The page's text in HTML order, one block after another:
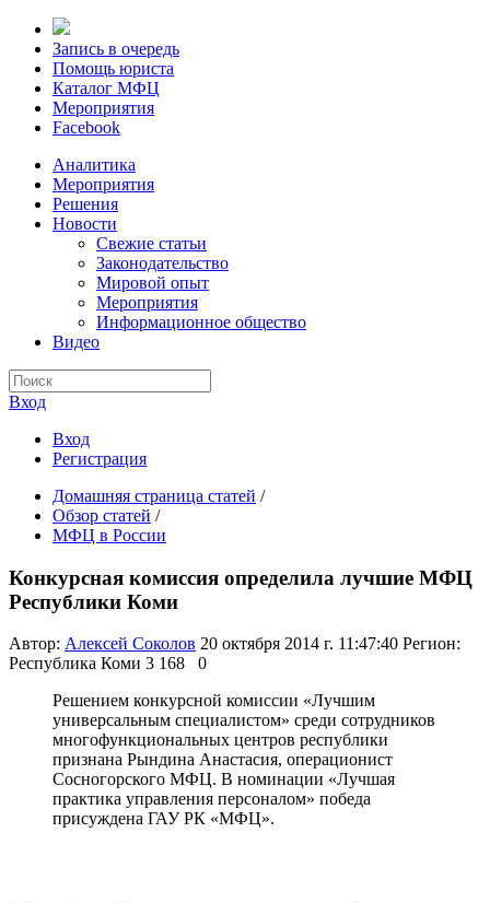
Запись в очередь
Помощь юриста
Каталог МФЦ
Мероприятия
Facebook
Аналитика
Мероприятия
Решения
Новости
Свежие статьи
Законодательство
Мировой опыт
Мероприятия
Информационное общество
Видео
Вход
Вход
Регистрация
Домашняя страница статей /
Обзор статей /
МФЦ в России
Конкурсная комиссия определила лучшие МФЦ
Республики Коми
Автор: Алексей Соколов 20 октября 2014 г. 11:47:40 Регион:
Республика Коми 3 168 0
Решением конкурсной комиссии «Лучшим
универсальным специалистом» среди сотрудников
многофункциональных центров республики
признана Рындина Анастасия, операционист
Сосногорского МФЦ. В номинации «Лучшая
практика управления персоналом» победа
присуждена ГАУ РК «МФЦ».